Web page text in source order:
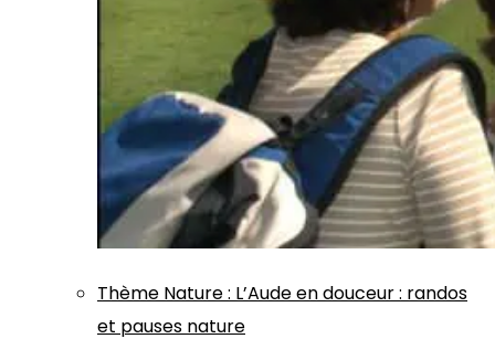
Thème Nature: L’Aude en douceur : randos
et pauses nature